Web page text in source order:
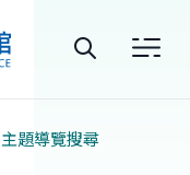
站
主題導覽搜尋